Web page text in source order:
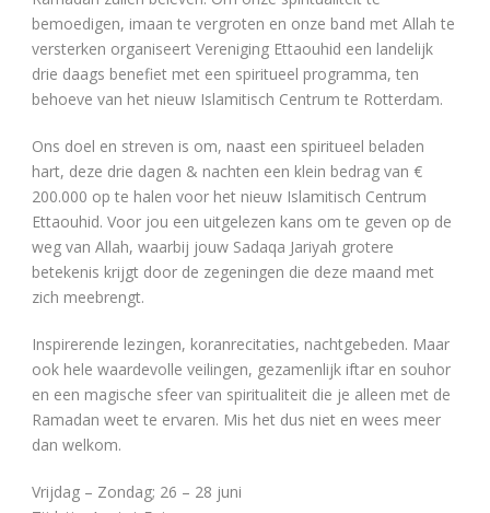
bemoedigen, imaan te vergroten en onze band met Allah te
versterken organiseert Vereniging Ettaouhid een landelijk
drie daags benefiet met een spiritueel programma, ten
behoeve van het nieuw Islamitisch Centrum te Rotterdam.
Ons doel en streven is om, naast een spiritueel beladen
hart, deze drie dagen & nachten een klein bedrag van €
200.000 op te halen voor het nieuw Islamitisch Centrum
Ettaouhid. Voor jou een uitgelezen kans om te geven op de
weg van Allah, waarbij jouw Sadaqa Jariyah grotere
betekenis krijgt door de zegeningen die deze maand met
zich meebrengt.
Inspirerende lezingen, koranrecitaties, nachtgebeden. Maar
ook hele waardevolle veilingen, gezamenlijk iftar en souhor
en een magische sfeer van spiritualiteit die je alleen met de
Ramadan weet te ervaren. Mis het dus niet en wees meer
dan welkom.
Vrijdag – Zondag; 26 – 28 juni